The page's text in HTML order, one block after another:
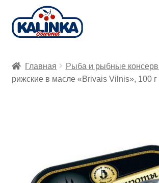
Перейти
к
Перейти
к
Заказ онлайн
Главная Рыба и рыбные
рижские в масле «Brivais Vilnis», 100 г